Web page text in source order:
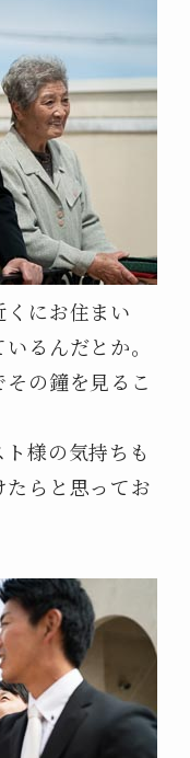
にお住まい
るんだとか。
の鐘を見るこ
様の気持ちも
たらと思ってお